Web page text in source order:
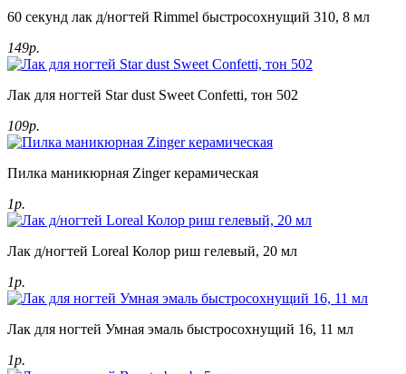
60 секунд лак д/ногтей Rimmel быстросохнущий 310, 8 мл
149р.
Лак для ногтей Star dust Sweet Confetti, тон 502
109р.
Пилка маникюрная Zinger керамическая
1р.
Лак д/ногтей Loreal Колор риш гелевый, 20 мл
1р.
Лак для ногтей Умная эмаль быстросохнущий 16, 11 мл
1р.